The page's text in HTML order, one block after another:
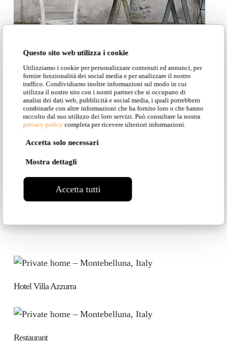
Questo sito web utilizza i cookie
Utilizziamo i cookie per personalizzare contenuti ed annunci, per
fornire funzionalità dei social media e per analizzare il nostro
traffico. Condividiamo inoltre informazioni sul modo in cui
utilizza il nostro sito con i nostri partner che si occupano di
analisi dei dati web, pubblicità e social media, i quali potrebbero
combinarle con altre informazioni che ha fornito loro o che hanno
raccolto dal suo utilizzo dei loro servizi. Può consultare la nostra
privacy policy completa per ricevere ulteriori informazioni.
Accetta solo necessari
Mostra dettagli
Accetta tutti
Snoob
OTHER
PROJECTS WITH
THE SAME
LAMPS
Hotel Villa Azzurra
Restaurant